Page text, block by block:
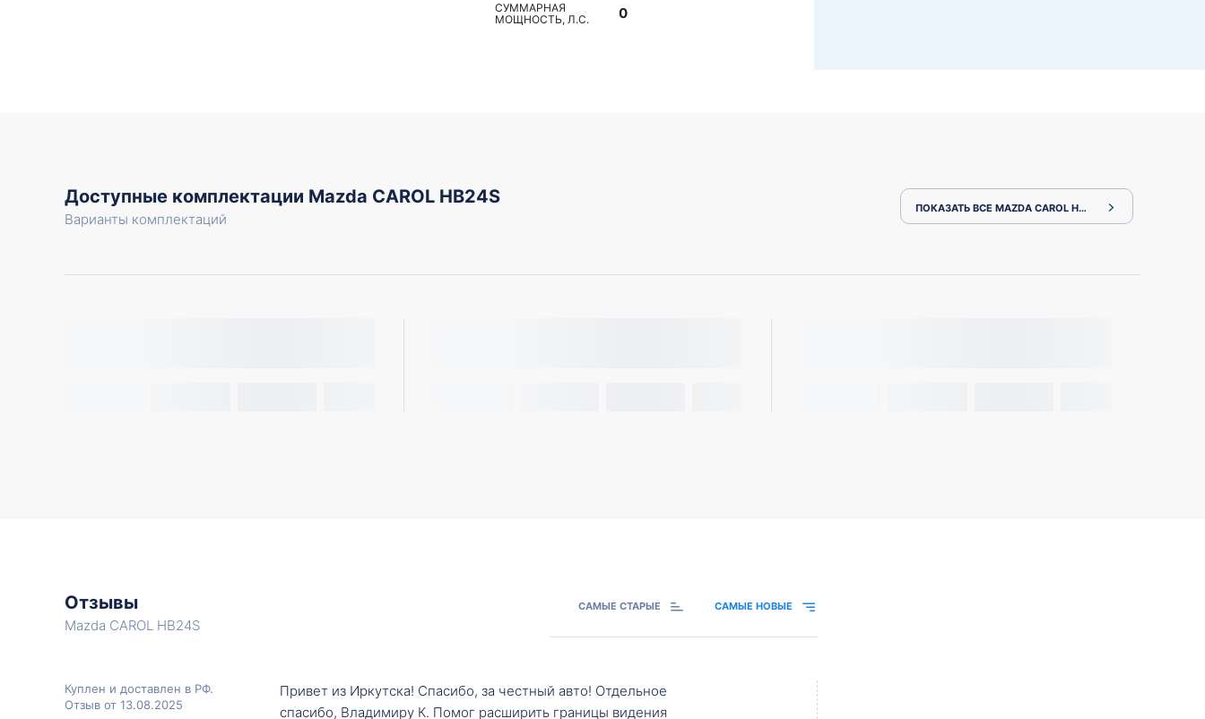
СУММАРНАЯ
МОЩНОСТЬ, Л.С.
0
Доступные комплектации Mazda CAROL HB24S
Варианты комплектаций
ПОКАЗАТЬ ВСЕ MAZDA CAROL HB24S
Отзывы
Mazda CAROL HB24S
САМЫЕ СТАРЫЕ САМЫЕ НОВЫЕ
Куплен и доставлен в РФ.
Отзыв от 13.08.2025
Привет из Иркутска! Спасибо, за честный авто! Отдельное
спасибо, Владимиру К. Помог расширить границы видения